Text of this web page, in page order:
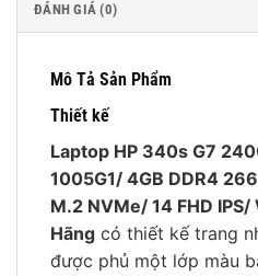
ĐÁNH GIÁ (0)
Mô Tả Sản Phẩm
Thiết kế
Laptop HP 340s G7
1005G1/ 4GB DDR4
M.2 NVMe/ 14 FHD
Hãng có thiết kế trang
được phủ một lớp màu